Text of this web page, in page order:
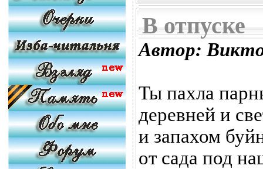
В отпуске
Автор:
Ты пахла
деревней и
и запахом
от сада под